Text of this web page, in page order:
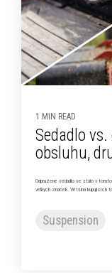
1 MIN READ
Sedadlo
obsluhu,
Odpružené sedadlo se stalo v
velkých značek. Většina kupujících
Suspension